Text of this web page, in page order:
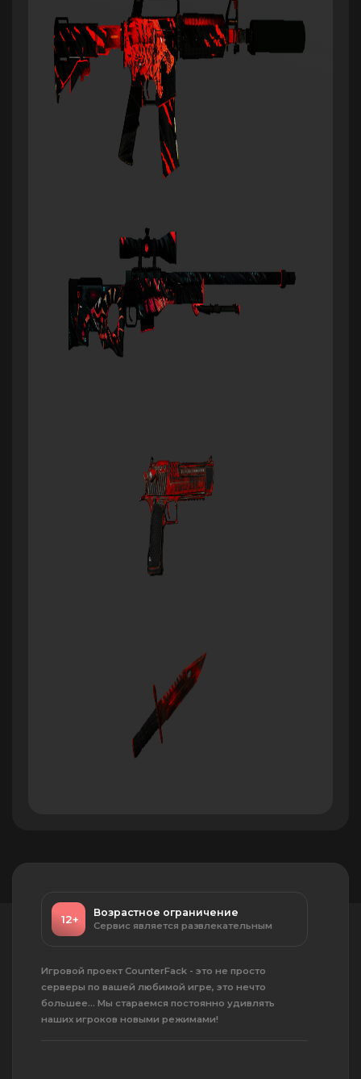
12+
Возрастное ограничение
Сервис является развлекательным
Игровой проект CounterFack - это не просто
серверы по вашей любимой игре, это нечто
большее... Мы стараемся постоянно удивлять
наших игроков новыми режимами!